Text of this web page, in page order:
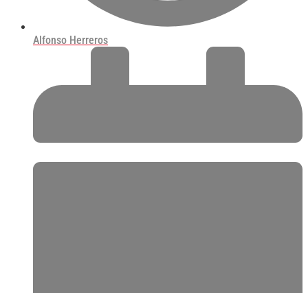
Alfonso Herreros